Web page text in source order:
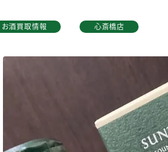
お酒買取情報 心斎橋店